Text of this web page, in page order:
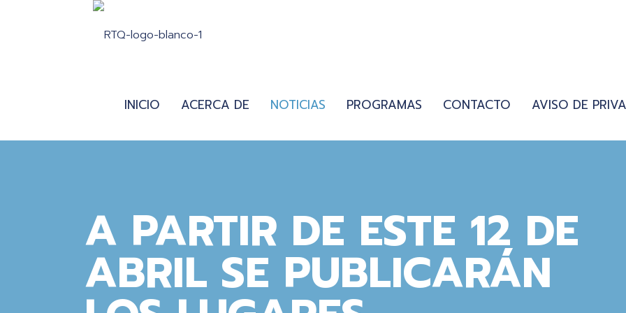
INICIO ACERCA DE NOTICIAS PROGRAMAS CONTACTO AVISO DE
A PARTIR DE ESTE 12 DE
ABRIL SE PUBLICARÁN